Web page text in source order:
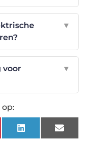
▼
voor
▼
LinkedInEmail